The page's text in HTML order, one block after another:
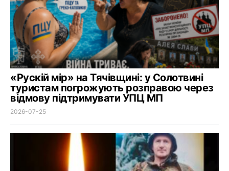
«Рускій мір» на Тячівщині: у Солотвині
туристам погрожують розправою через
відмову підтримувати УПЦ МП
2026-07-25